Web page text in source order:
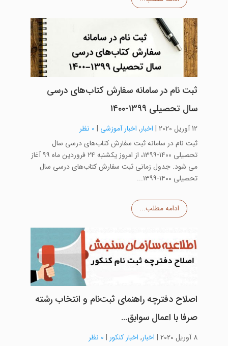
ثبت نام در سامانه سفارش کتاب‌های درسی
سال تحصیلی ۱۳۹۹-۱۴۰۰
12 آوریل 2020 | اخبار, اخبار آموزشی | 0 نظر
ثبت نام در سامانه ثبت سفارش کتاب‌های درسی سال
تحصیلی ۱۴۰۰-۱۳۹۹، از امروز یکشنبه ۲۴ فروردین ماه ۹۹ آغاز
می شود. جدول زمانی ثبت سفارش کتاب‌های درسی سال
تحصیلی ۱۴۰۰-۱۳۹۹...
ادامه مطلب...
اصلاح دفترچه راهنمای ثبت‌نام و انتخاب رشته‌
صرفا با اعمال سوابق…
8 آوریل 2020 | اخبار, اخبار کنکور | 0 نظر